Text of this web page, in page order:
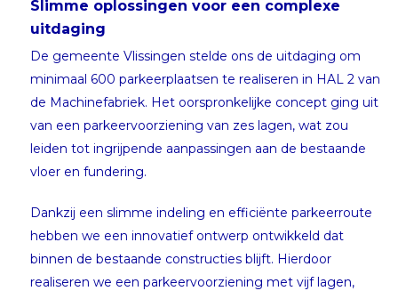
Slimme oplossingen voor een complexe
uitdaging
De gemeente Vlissingen stelde ons de uitdaging om
minimaal 600 parkeerplaatsen te realiseren in HAL 2 van
de Machinefabriek. Het oorspronkelijke concept ging uit
van een parkeervoorziening van zes lagen, wat zou
leiden tot ingrijpende aanpassingen aan de bestaande
vloer en fundering.
Dankzij een slimme indeling en efficiënte parkeerroute
hebben we een innovatief ontwerp ontwikkeld dat
binnen de bestaande constructies blijft. Hierdoor
realiseren we een parkeervoorziening met vijf lagen,